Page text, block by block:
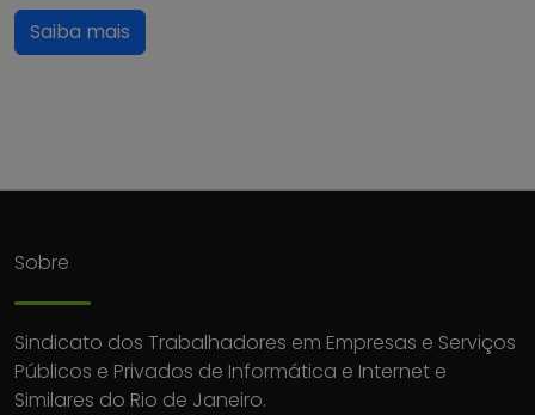
Saiba mais
Sobre
Sindicato dos Trabalhadores em Empresas e Serviços
Públicos e Privados de Informática e Internet e
Similares do Rio de Janeiro.